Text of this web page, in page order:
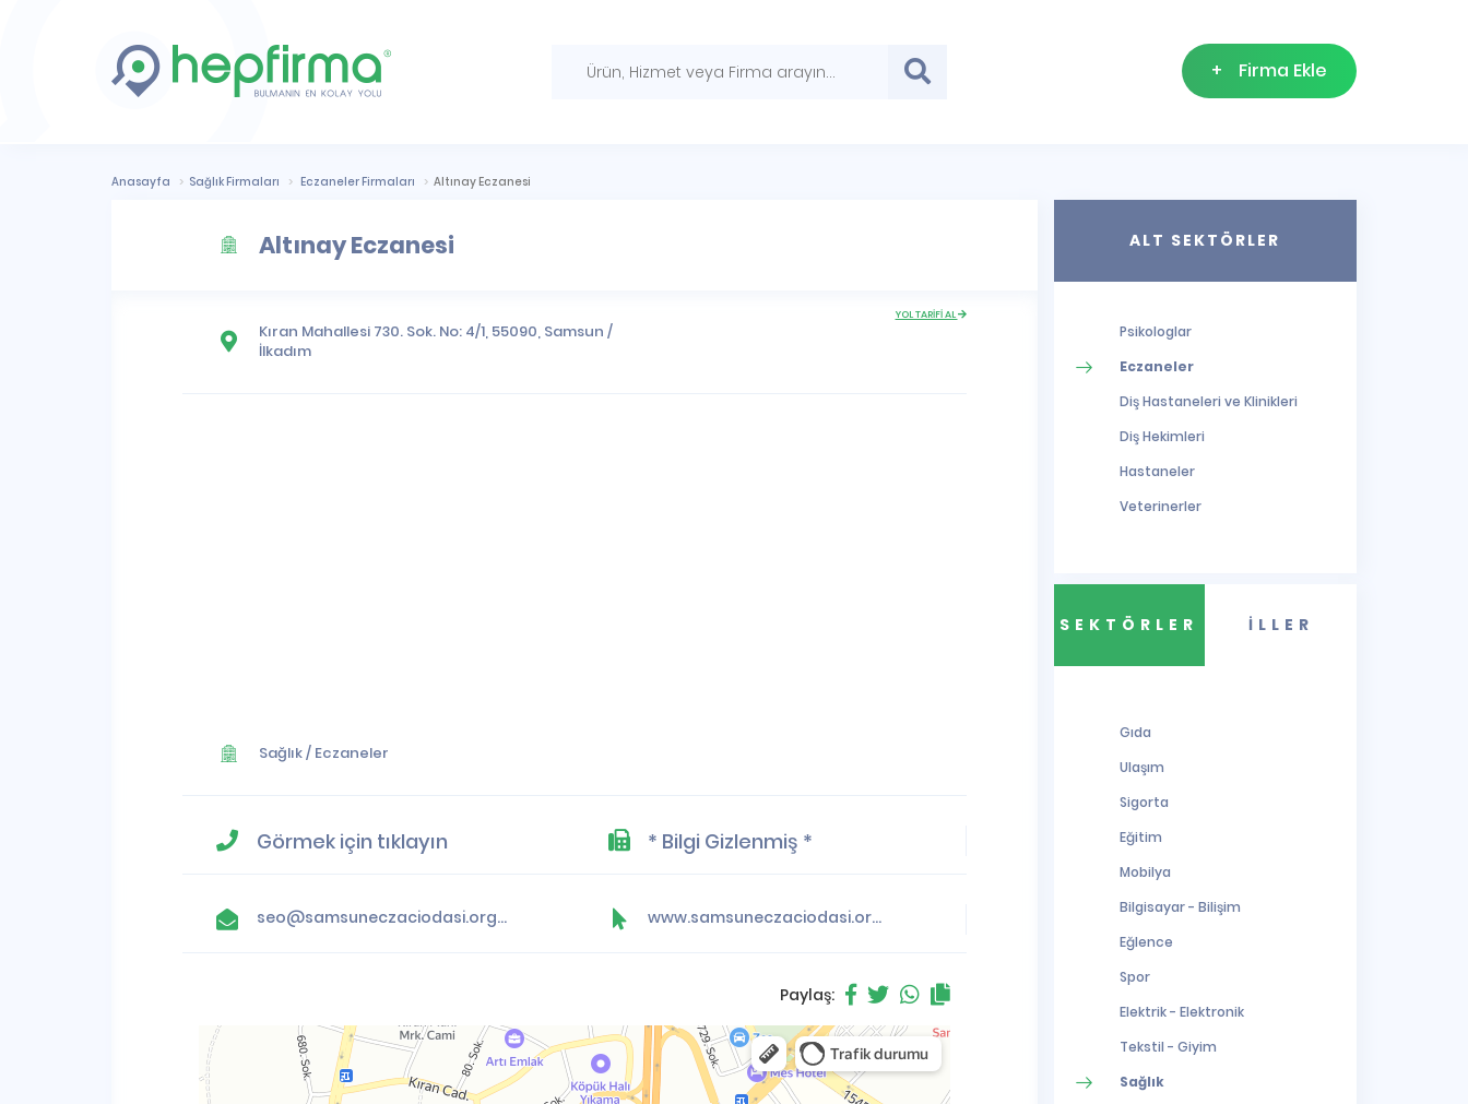
+ Firma Ekle
Anasayfa Sağlık Firmaları Eczaneler Firmaları Altınay Eczanesi
Altınay Eczanesi
Kıran Mahallesi 730. Sok. No: 4/1, 55090, Samsun /
İlkadım
YOL TARİFİ AL
Sağlık/ Eczaneler
Görmek için tıklayın * Bilgi Gizlenmiş *
seo@samsuneczaciodasi.org.tr www.samsuneczaciodasi.org.tr
Paylaş:
ALT SEKTÖRLER
Psikologlar
Eczaneler
Diş Hastaneleri ve Klinikleri
Diş Hekimleri
Hastaneler
Veterinerler
SEKTÖRLER İLLER
Gıda
Ulaşım
Sigorta
Eğitim
Mobilya
Bilgisayar - Bilişim
Eğlence
Spor
Elektrik - Elektronik
Tekstil - Giyim
Sağlık